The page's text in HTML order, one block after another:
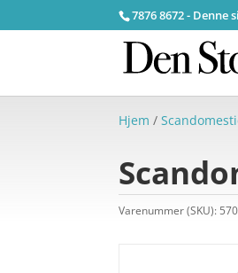
7876 8672 -
Hjem /
Varenummer (SKU):